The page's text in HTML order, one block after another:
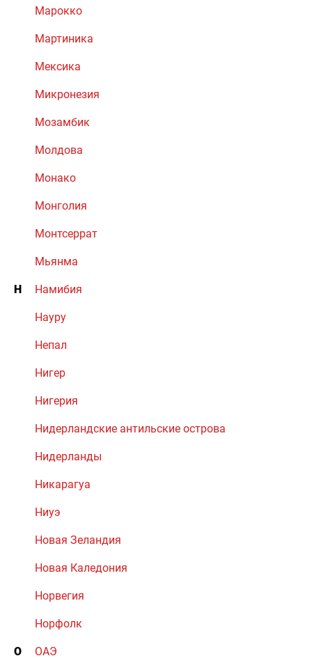
Марокко
Мартиника
Мексика
Микронезия
Мозамбик
Молдова
Монако
Монголия
Монтсеррат
Мьянма
Н Намибия
Науру
Непал
Нигер
Нигерия
Нидерландские антильские острова
Нидерланды
Никарагуа
Ниуэ
Новая Зеландия
Новая Каледония
Норвегия
Норфолк
О ОАЭ